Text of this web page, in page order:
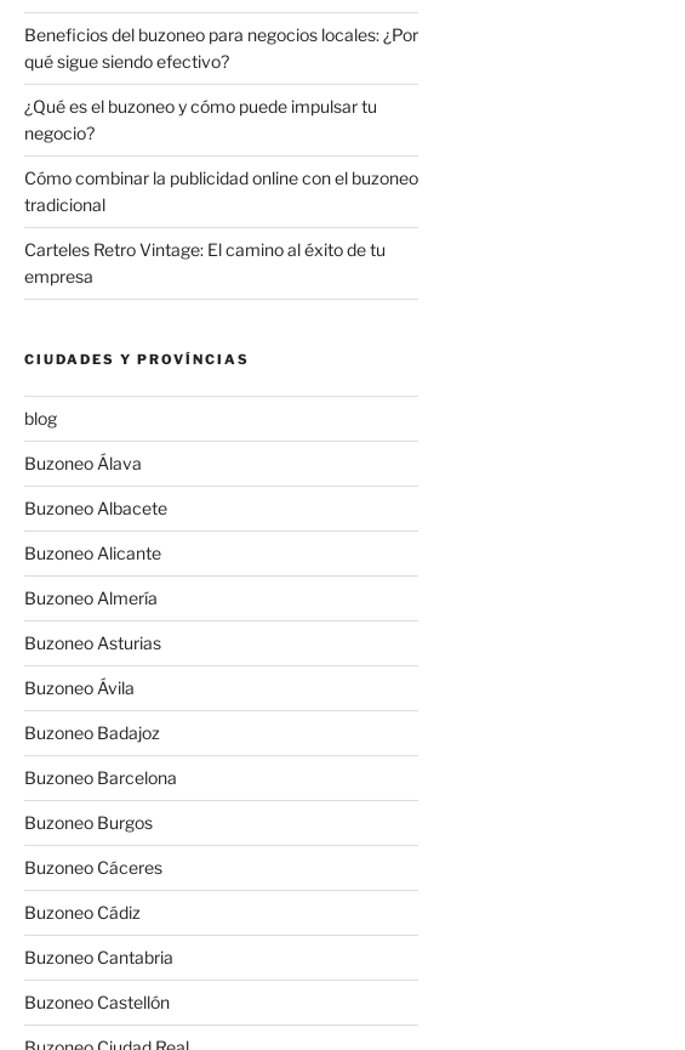
Beneficios del buzoneo para negocios locales: ¿Por
qué sigue siendo efectivo?
¿Qué es el buzoneo y cómo puede impulsar tu
negocio?
Cómo combinar la publicidad online con el buzoneo
tradicional
Carteles Retro Vintage: El camino al éxito de tu
empresa
CIUDADES Y PROVÍNCIAS
blog
Buzoneo Álava
Buzoneo Albacete
Buzoneo Alicante
Buzoneo Almería
Buzoneo Asturias
Buzoneo Ávila
Buzoneo Badajoz
Buzoneo Barcelona
Buzoneo Burgos
Buzoneo Cáceres
Buzoneo Cádiz
Buzoneo Cantabria
Buzoneo Castellón